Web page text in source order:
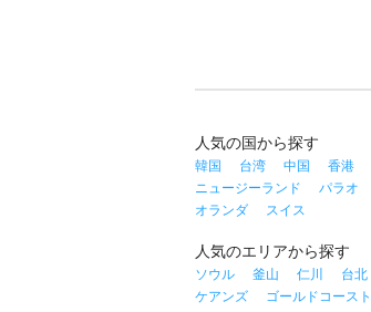
人気の国から探す
韓国 台湾 中国 香港
ニュージーランド
パラオ
オランダ
スイス
人気のエリアから探す
ソウル 釜山 仁川 台北
ケアンズ
ゴールドコースト